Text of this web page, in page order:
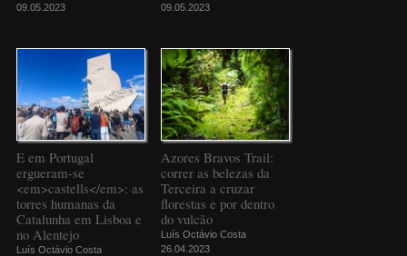
09.05.2023
09.05.2023
E em Portugal
ergueram-se
<em>castells</em>: as
torres humanas da
Catalunha em Lisboa e
no Alentejo
Luís Octávio Costa
Azores Bravos Trail:
correr as belezas da
Terceira a cruzar
florestas e por dentro
do vulcão
Luís Octávio Costa
26.04.2023